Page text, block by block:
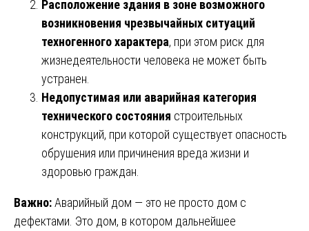
Расположение здания в зоне возможного
возникновения чрезвычайных ситуаций
техногенного характера, при этом риск для
жизнедеятельности человека не может быть
устранен.
Недопустимая или аварийная категория
технического состояния строительных
конструкций, при которой существует опасность
обрушения или причинения вреда жизни и
здоровью граждан.
Важно:Аварийный дом — это не просто дом с
дефектами. Это дом, в котором дальнейшее